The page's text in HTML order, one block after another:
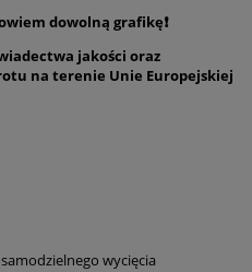
dowolną grafikę❗️
jakości oraz
na terenie Unie Europejskiej
wycięcia